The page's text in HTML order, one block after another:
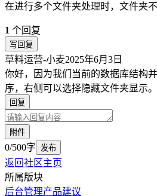
在进行多个文件夹处理时，文件夹
1 个回复
写回复
草料运营-小麦2025年6月3日
你好，因为我们当前的数据库结构
序，右侧可以选择隐藏文件夹显示。
回复
附件
0/500字 发布
返回社区主页
所属版块
后台管理产品建议